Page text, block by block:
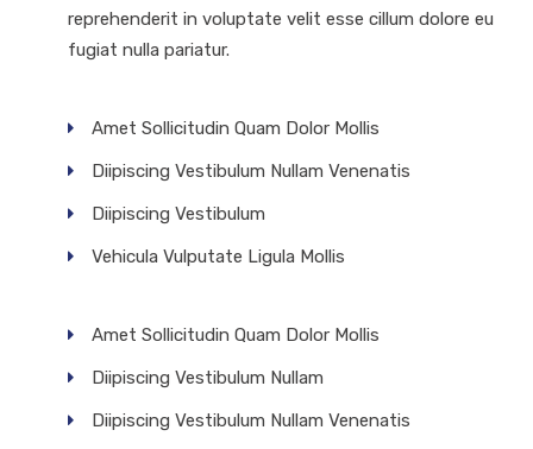
reprehenderit in voluptate velit esse cillum dolore eu
fugiat nulla pariatur.
Amet Sollicitudin Quam Dolor Mollis
Diipiscing Vestibulum Nullam Venenatis
Diipiscing Vestibulum
Vehicula Vulputate Ligula Mollis
Amet Sollicitudin Quam Dolor Mollis
Diipiscing Vestibulum Nullam
Diipiscing Vestibulum Nullam Venenatis